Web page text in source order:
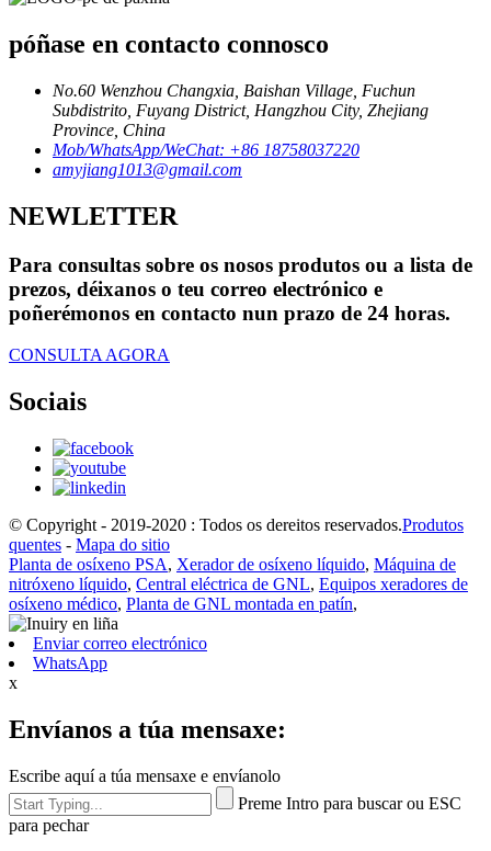
póñase en contacto connosco
No.60 Wenzhou Changxia, Baishan Village, Fuchun
Subdistrito, Fuyang District, Hangzhou City, Zhejiang
Province, China
Mob/WhatsApp/WeChat: +86 18758037220
amyjiang1013@gmail.com
NEWLETTER
Para consultas sobre os nosos produtos ou a lista de
prezos, déixanos o teu correo electrónico e
poñerémonos en contacto nun prazo de 24 horas.
CONSULTA AGORA
Sociais
© Copyright - 2019-2020 : Todos os dereitos reservados.Produtos
quentes - Mapa do sitio
Planta de osíxeno PSA, Xerador de osíxeno líquido, Máquina de
nitróxeno líquido, Central eléctrica de GNL, Equipos xeradores de
osíxeno médico, Planta de GNL montada en patín,
Enviar correo electrónico
WhatsApp
x
Envíanos a túa mensaxe:
Escribe aquí a túa mensaxe e envíanolo
Preme Intro para buscar ou ESC
para pechar